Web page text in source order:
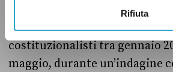
Rifiuta
loro contenuto e come sono
questione è stata sottolineata
costituzionalisti tra gennaio
maggio, durante un’indagine